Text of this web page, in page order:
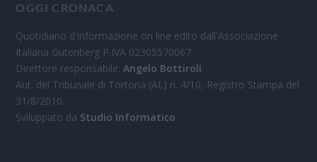
OGGI CRONACA
Quotidiano d'informazione on line edito dall'Associazione
Italiana Gutenberg P.IVA 02305570067.
Direttore responsabile:Angelo Bottiroli.
Aut. del Tribunale di Tortona (AL) n. 4/10, Registro Stampa del
31/8/2010.
Sviluppato da Studio Informatico